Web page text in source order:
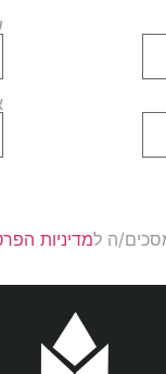
ה למדיניות